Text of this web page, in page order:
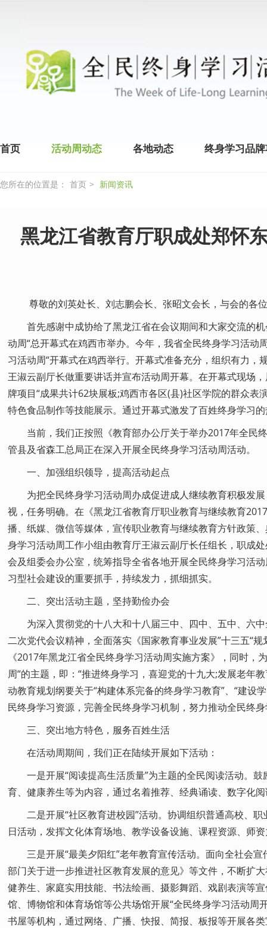
首页 活动周动态 各地动态 终身学习品
您所在的位置是： 首页 > 新闻资讯
黑龙江省教育厅职成处郑怀
尊敬的刘英处长、刘志鹏会长、张昭文会长，与会的各
首先感谢中成协给了黑龙江省在会议期间和大家交流的
动周“总开幕式在鸡西市举办。今年，我省全民终身学习活
习活动周“开幕式在鸡西举行。开幕式准备充分，组织有力
王淑云副厅长做重要讲话并宣布活动周开幕。在开幕式现场
牌项目“成果共计62块展板;鸡西市各区(县)社区学院的群众表
特色食品制作等技能展示。通过开幕式激发了百姓终身学习
当前，我们正按照《教育部办公厅关于举办2017年全民
管县及省森工总局正在深入开展全民终身学习活动周活动。
一、加强组织领导，提高活动起点
为把全民终身学习活动周办成促进成人继续教育积极发
视，任务明确。在《黑龙江省教育厅职业教育与继续教育
播、纸媒、微信等媒体，宣传职业教育与继续教育方针政策
身学习活动周工作小组由教育厅王淑云副厅长任组长，职成
会及组委会办公室，统筹指导全省各地开展全民终身学习活
习型社会建设的重要抓手，持续发力，抓细抓实。
二、突出活动主题，坚持勤俭办会
为深入贯彻党的十八大和十八届三中、四中、五中、六
二次党代会议精神，全面落实《国家教育事业发展”十三五“
《2017年黑龙江省全民终身学习活动周实施方案》，同时
周“的主题，即：“推进终身学习，喜迎党的十九大;发展老年
动教育规划纲要关于“构建体系完备的终身学习教育”、“建
民终身学习资源，完善全民终身学习机制，努力推动全民终
三、突出地方特色，服务百姓生活
在活动周期间，我们正在陆续开展如下活动：
一是开展“阅读提高生活质量”为主题的全民阅读活动。
育、健康养生等为内容，通过名着推荐、经典诵读、数字化
二是开展“社区教育进校园”活动。协调组织普通高校、
日活动，发挥文化体育场地、教学设备设施、课程资源、师
三是开展“最美夕阳红”老年教育宣传活动。面向全社会
部门关于进一步推进社区教育发展的意见》等文件，不断扩
健养生、家庭实用技能、书法绘画、摄影舞蹈、戏剧表演等
馆、博物馆和体育场馆等公共场馆开展“全民终身学习活动
书屋等机构，通过网络、广播、快报、简报、板报等开展各